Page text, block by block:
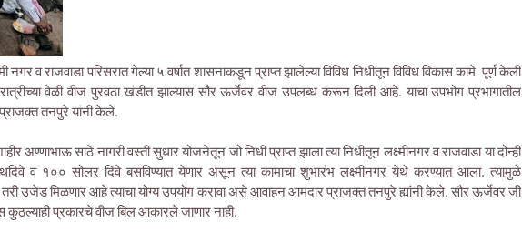
नगर व राजवाडा परिसरात गेल्या ५ वर्षात शासनाकडून प्राप्त झालेल्या विविध निधीतून विविध विकास कामे पूर्ण केली
वेळी वीज पुरवठा खंडीत झाल्यास सौर ऊर्जेवर वीज उपलब्ध करून दिली आहे. याचा उपभोग प्रभागातील
तनपुरे यांनी केले.
अण्णाभाऊ साठे नागरी वस्ती सुधार योजनेतून जो निधी प्राप्त झाला त्या निधीतून लक्ष्मीनगर व राजवाडा या दोन्ही
व १०० सोलर दिवे बसविण्यात येणार असून त्या कामाचा शुभारंभ लक्ष्मीनगर येथे करण्यात आला. त्यामुळे
तरी उजेड मिळणार आहे त्याचा योग्य उपयोग करावा असे आवाहन आमदार प्राजक्त तनपुरे ह्यांनी केले. सौर ऊर्जेवर जी
प्रकारचे वीज बिल आकारले जाणार नाही.